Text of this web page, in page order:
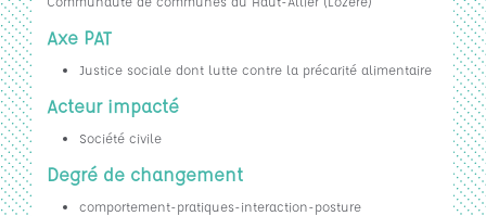
Axe PAT
Justice sociale dont lutte contre la précarité alimentaire
Acteur impacté
Société civile
Degré de changement
comportement-pratiques-interaction-posture